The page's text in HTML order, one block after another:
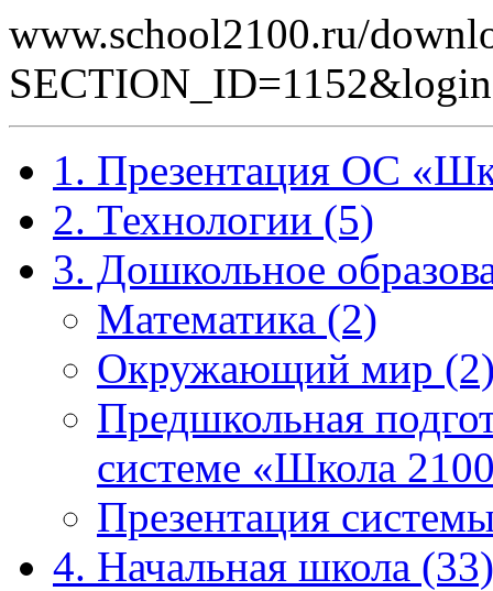
www.school2100.ru/
1. Презентация ОС
2. Технологии (5)
3. Дошкольное
Математика (2)
Окружающий мир
Предшкольная
системе «Школа
Презентация
4. Начальная школа (33)